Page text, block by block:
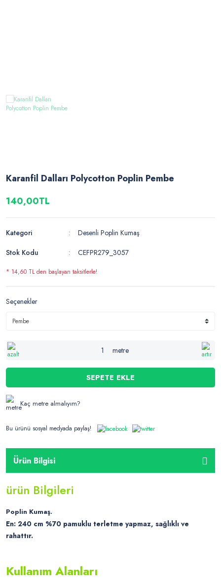
Karanfil Dalları Polycotton Poplin Pembe
140,00TL
Kategori
Desenli Poplin Kumaş
Stok Kodu
CEFPR279_3057
* 14,60 TL den başlayan taksitlerle!
Seçenekler
metre
SEPETE EKLE
Kaç metre almalıyım?
Bu ürünü sosyal medyada paylaş!
Ürün Bilgisi
ürün Bilgileri
Poplin Kumaş.
En: 240 cm %70 pamuklu terletme yapmaz, sağlıklı ve
rahattır.
Kullanım Alanları